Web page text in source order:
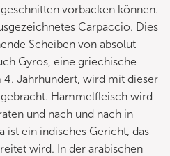
vorbacken können.
Carpaccio. Dies
Scheiben von absolut
Gyros, eine griechische
4. Jahrhundert, wird mit dieser
Hammelfleisch wird
und nach und nach in
ist ein indisches Gericht, das
wird. In der arabischen